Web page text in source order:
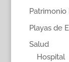
Patrimonio
Playas de
Salud
Hospital